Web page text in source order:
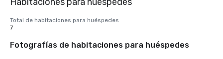
Total de habitaciones para huéspedes
7
Fotografías de habitaciones para huéspedes